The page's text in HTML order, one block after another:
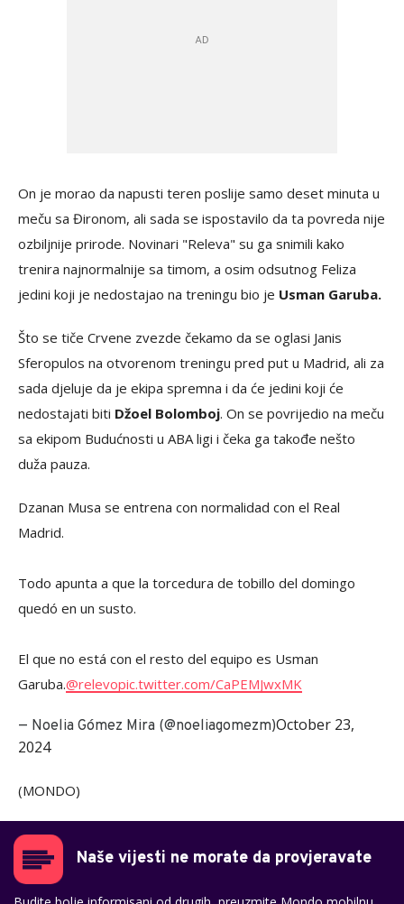
On je morao da napusti teren poslije samo deset minuta u
meču sa Đironom, ali sada se ispostavilo da ta povreda nije
ozbiljnije prirode. Novinari "Releva" su ga snimili kako
trenira najnormalnije sa timom, a osim odsutnog Feliza
jedini koji je nedostajao na treningu bio je Usman Garuba.
Što se tiče Crvene zvezde čekamo da se oglasi Janis
Sferopulos na otvorenom treningu pred put u Madrid, ali za
sada djeluje da je ekipa spremna i da će jedini koji će
nedostajati biti Džoel Bolomboj. On se povrijedio na meču
sa ekipom Budućnosti u ABA ligi i čeka ga takođe nešto
duža pauza.
Dzanan Musa se entrena con normalidad con el Real
Madrid.
Todo apunta a que la torcedura de tobillo del domingo
quedó en un susto.
El que no está con el resto del equipo es Usman
Garuba.@relevopic.twitter.com/CaPEMJwxMK
— Noelia Gómez Mira (@noeliagomezm)October 23,
2024
(MONDO)
Naše vijesti ne morate da provjeravate